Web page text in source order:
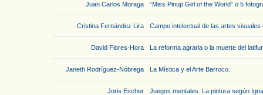
Juan Carlos Moraga “Miss Pinup Girl of the World” o 5
Cristina Fernández Lira Campo intelectual de las artes visuales
David Flores-Hora La reforma agraria o la muerte del
Janeth Rodríguez-Nóbrega La Mística y el Arte Barroco.
Joris Escher Juegos mentales. La pintura según